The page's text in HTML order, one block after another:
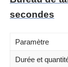
secondes
Paramètre
Durée et